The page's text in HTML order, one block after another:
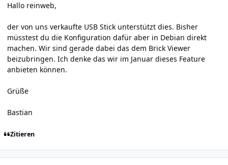
Hallo reinweb,
der von uns verkaufte USB Stick unterstützt dies. Bisher
müsstest du die Konfiguration dafür aber in Debian direkt
machen. Wir sind gerade dabei das dem Brick Viewer
beizubringen. Ich denke das wir im Januar dieses Feature
anbieten können.
Grüße
Bastian
Zitieren